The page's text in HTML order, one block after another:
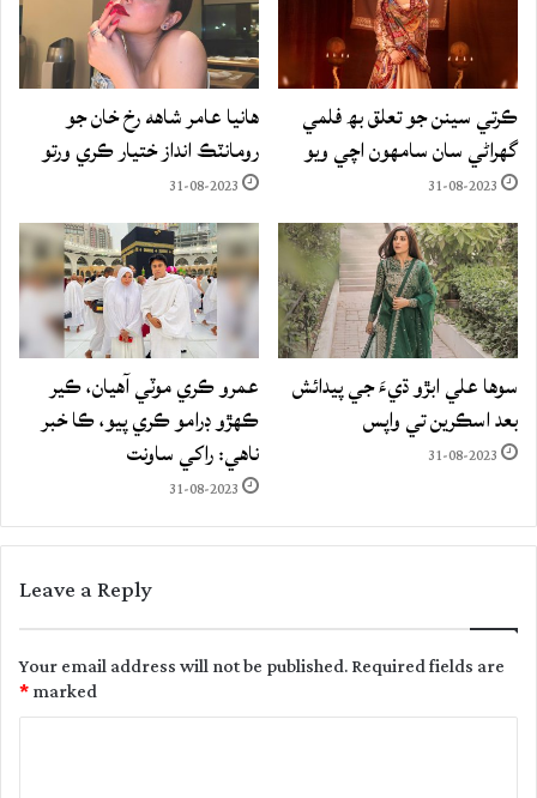
ڪرتي سينن جو تعلق بھ فلمي
گهراڻي سان سامهون اچي ويو
31-08-2023
هانيا عامر شاهه رخ خان جو
رومانٽڪ انداز ختيار ڪري ورتو
31-08-2023
سوها علي ابڙو ڌيءَ جي پيدائش
بعد اسڪرين تي واپس
31-08-2023
عمرو ڪري موٽي آهيان، ڪير
ڪهڙو ڊرامو ڪري پيو، ڪا خبر
ناهي: راکي ساونت
31-08-2023
Leave a Reply
Your email address will not be published.Required fields are
marked
*